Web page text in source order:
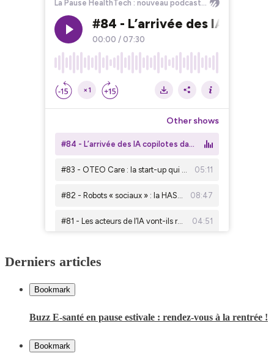
Derniers articles
Bookmark
Buzz E-santé en pause estivale : rendez-vous à la rentrée !
Bookmark